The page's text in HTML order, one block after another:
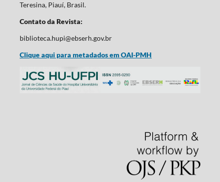
Teresina, Piauí, Brasil.
Contato da Revista:
biblioteca.hupi@ebserh.gov.br
Clique aqui para metadados em OAI-PMH